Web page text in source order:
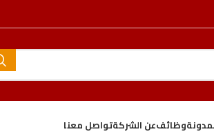
وظائفعن الشركةتواصل معنا